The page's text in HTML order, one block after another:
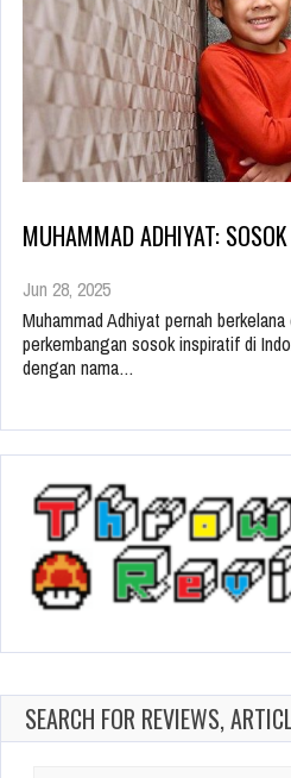
MUHAMMAD ADHIYAT:
Jun 28, 2025
Muhammad Adhiyat pernah
perkembangan sosok inspiratif di
dengan nama…
SEARCH FOR REVIEWS,